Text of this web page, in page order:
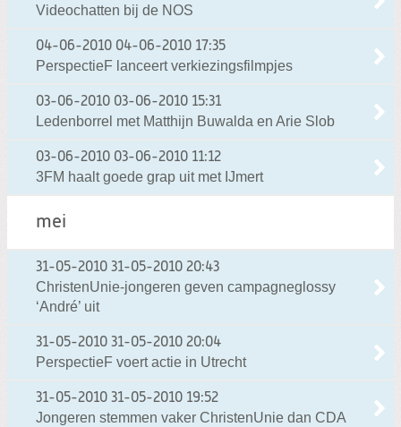
Videochatten bij de NOS
04-06-2010 04-06-2010 17:35
PerspectieF lanceert verkiezingsfilmpjes
03-06-2010 03-06-2010 15:31
Ledenborrel met Matthijn Buwalda en Arie Slob
03-06-2010 03-06-2010 11:12
3FM haalt goede grap uit met IJmert
mei
31-05-2010 31-05-2010 20:43
ChristenUnie-jongeren geven campagneglossy
‘André’ uit
31-05-2010 31-05-2010 20:04
PerspectieF voert actie in Utrecht
31-05-2010 31-05-2010 19:52
Jongeren stemmen vaker ChristenUnie dan CDA